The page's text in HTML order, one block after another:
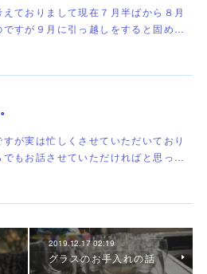
ておりまして現在７月半ばから８月
すが９月に引っ越しをすると固め…
が実は忙しくさせていただいており
でもお話させていただければと思っ…
2019.12.17 02:19
グラスのお手入れの話